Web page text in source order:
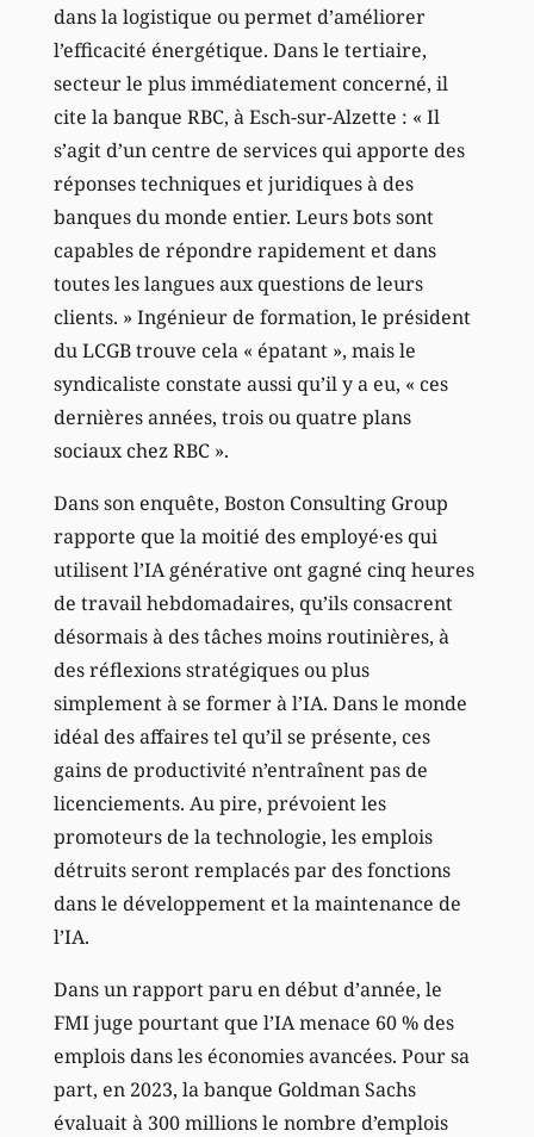
dans la logistique ou permet d’améliorer
l’efficacité énergétique. Dans le tertiaire,
secteur le plus immédiatement concerné, il
cite la banque RBC, à Esch-sur-Alzette : « Il
s’agit d’un centre de services qui apporte des
réponses techniques et juridiques à des
banques du monde entier. Leurs bots sont
capables de répondre rapidement et dans
toutes les langues aux questions de leurs
clients. » Ingénieur de formation, le président
du LCGB trouve cela « épatant », mais le
syndicaliste constate aussi qu’il y a eu, « ces
dernières années, trois ou quatre plans
sociaux chez RBC ».
Dans son enquête, Boston Consulting Group
rapporte que la moitié des employé·es qui
utilisent l’IA générative ont gagné cinq heures
de travail hebdomadaires, qu’ils consacrent
désormais à des tâches moins routinières, à
des réflexions stratégiques ou plus
simplement à se former à l’IA. Dans le monde
idéal des affaires tel qu’il se présente, ces
gains de productivité n’entraînent pas de
licenciements. Au pire, prévoient les
promoteurs de la technologie, les emplois
détruits seront remplacés par des fonctions
dans le développement et la maintenance de
l’IA.
Dans un rapport paru en début d’année, le
FMI juge pourtant que l’IA menace 60 % des
emplois dans les économies avancées. Pour sa
part, en 2023, la banque Goldman Sachs
évaluait à 300 millions le nombre d’emplois